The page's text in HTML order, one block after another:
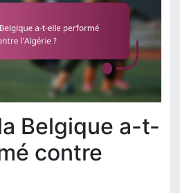
Belgique a-t-
contre